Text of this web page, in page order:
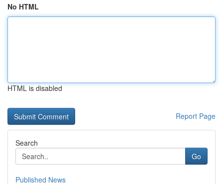
No HTML
HTML is disabled
Report Page
Search
Go
Published News